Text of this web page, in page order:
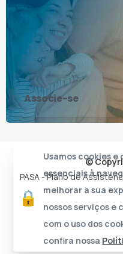
Associe-se
©
PASA - Plano de
Usamos cookies
essenciais à
melhorar a sua
nossos serviços e
com o uso dos
confira nossa